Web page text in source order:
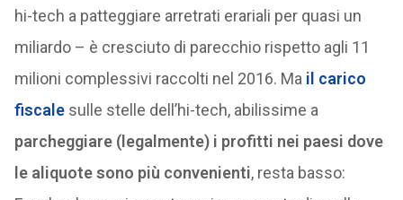
hi-tech a patteggiare arretrati erariali per quasi un
miliardo – è cresciuto di parecchio rispetto agli 11
milioni complessivi raccolti nel 2016. Ma il carico
fiscalesulle stelle dell’hi-tech, abilissime a
parcheggiare (legalmente) i profitti nei paesi dove
le aliquote sono più convenienti, resta basso: